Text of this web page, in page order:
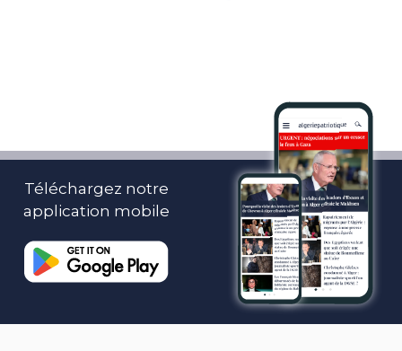
Téléchargez notre
application mobile